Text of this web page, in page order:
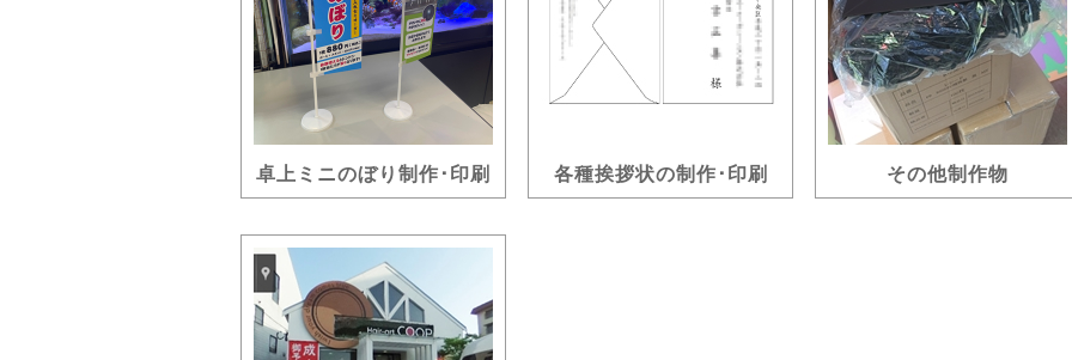
卓上ミニのぼり制作･印刷 各種挨拶状の制作･印刷 その他制作物